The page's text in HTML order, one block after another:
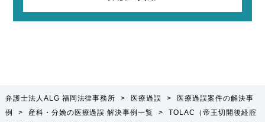
弁護士法人ALG 福岡法律事務所 > 医療過誤 >
医療過誤案件の解決事
例
> 産科・分娩の医療過誤解決事例一覧 >
TOLAC（帝王切開後経腟